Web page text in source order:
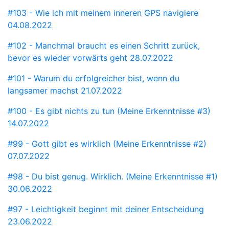
#103 - Wie ich mit meinem inneren GPS navigiere
04.08.2022
#102 - Manchmal braucht es einen Schritt zurück,
bevor es wieder vorwärts geht 28.07.2022
#101 - Warum du erfolgreicher bist, wenn du
langsamer machst 21.07.2022
#100 - Es gibt nichts zu tun (Meine Erkenntnisse #3)
14.07.2022
#99 - Gott gibt es wirklich (Meine Erkenntnisse #2)
07.07.2022
#98 - Du bist genug. Wirklich. (Meine Erkenntnisse #1)
30.06.2022
#97 - Leichtigkeit beginnt mit deiner Entscheidung
23.06.2022